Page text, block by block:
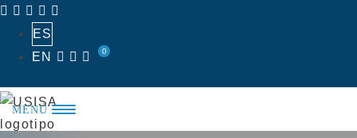
Saltar
contenido
ES
EN
0
MENÚ